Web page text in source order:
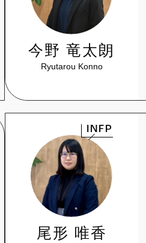
今野 竜太朗
Ryutarou Konno
INFP
尾形 唯香